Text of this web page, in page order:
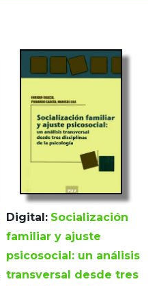
Digital: Socialización
familiar y ajuste
psicosocial: un análisis
transversal desde tres